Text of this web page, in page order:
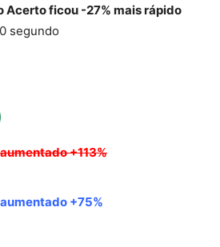
Acerto ficou -27% mais rápido
segundo
+113%
+75%